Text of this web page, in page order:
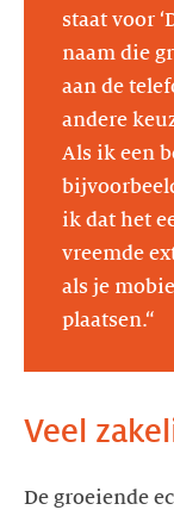
staat voor
naam die
aan de
andere
Als ik een
ik dat het
vreemde
als je
plaatsen.“
Veel
De groeiende